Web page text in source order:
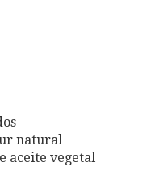
natural
aceite vegetal